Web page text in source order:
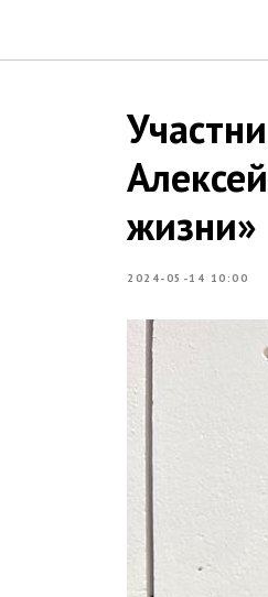
жизни»
2024-05-14 10:00